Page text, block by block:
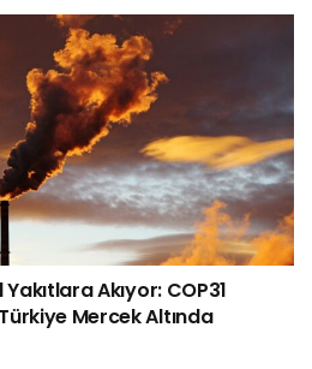
Akıyor: COP31
Mercek Altında